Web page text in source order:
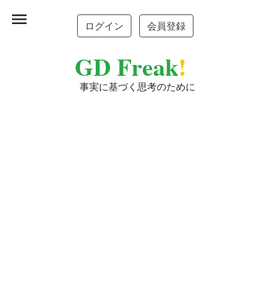
ログイン 会員登録
GD Freak!
事実に基づく思考のために
menu